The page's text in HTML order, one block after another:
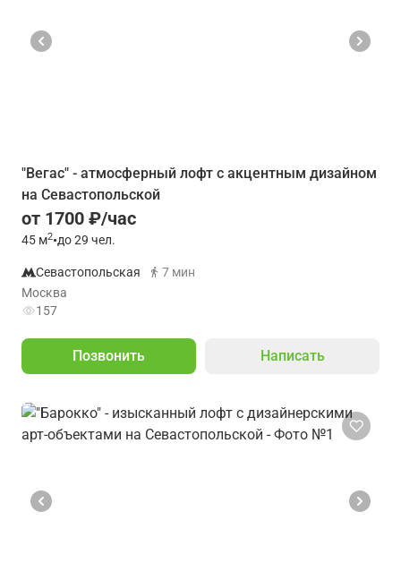
"Вегас" - атмосферный лофт с акцентным дизайном
на Севастопольской
от 1700 ₽/час
45 м2•до 29 чел.
Севастопольская
7 мин
Москва
157
Позвонить Написать